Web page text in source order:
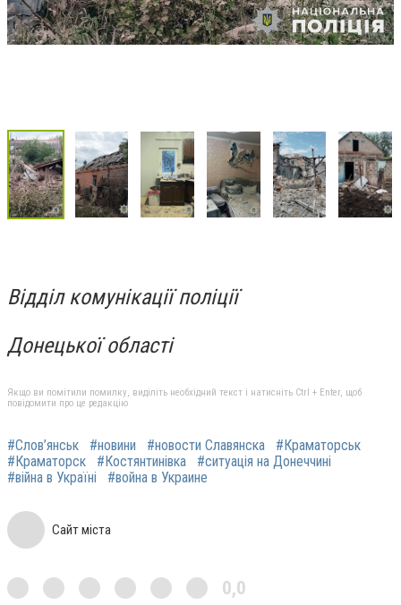
Відділ комунікації поліції
Донецької області
Якщо ви помітили помилку, виділіть необхідний текст і натисніть Ctrl + Enter, щоб
повідомити про це редакцію
#Слов’янськ #новини #новости Славянска
#Краматорськ
#Краматорск
#Костянтинівка
#ситуація на Донеччині
#війна в Україні
#война в Украине
Сайт міста
0,0